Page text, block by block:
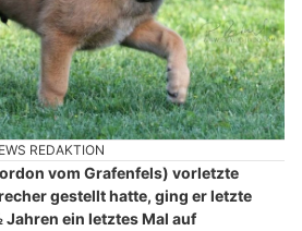
REDAKTION
vom Grafenfels) vorletzte
gestellt hatte, ging er letzte
Jahren ein letztes Mal auf